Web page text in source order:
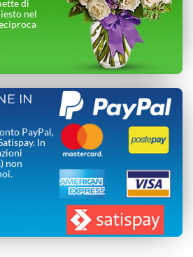
di
nel
IN
PayPal,
In
non